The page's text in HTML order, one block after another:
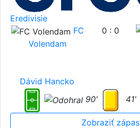
Eredivisie
FC
Volendam
0 : 0
Dávid Hancko
90'
41'
Zobraziť zápas